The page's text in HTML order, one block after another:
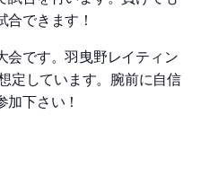
合できます！
です。羽曳野レイティン
定しています。腕前に自信
加下さい！